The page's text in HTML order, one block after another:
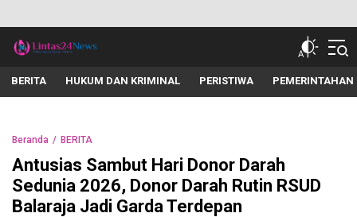
lintas24news.com
Menyingkap Setiap Realita
BERITA HUKUM DAN KRIMINAL PERISTIWA PEMERINTAHAN
Beranda BERITA
Antusias Sambut Hari Donor Darah
Sedunia 2026, Donor Darah Rutin RSUD
Balaraja Jadi Garda Terdepan